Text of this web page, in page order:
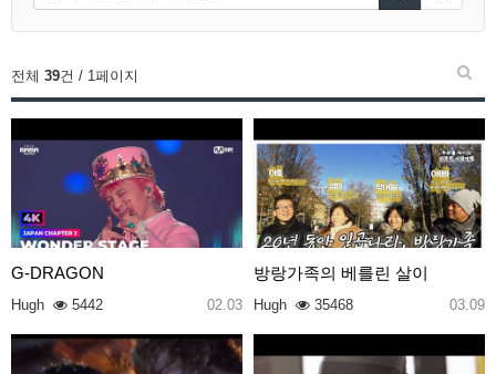
전체 39건 / 1페이지
G-DRAGON
Hugh 5442 02.03
방랑가족의 베를린 살이
Hugh 35468 03.09